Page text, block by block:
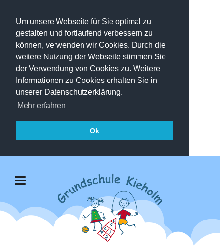
Um unsere Webseite für Sie optimal zu
gestalten und fortlaufend verbessern zu
können, verwenden wir Cookies. Durch die
weitere Nutzung der Webseite stimmen Sie
der Verwendung von Cookies zu. Weitere
Informationen zu Cookies erhalten Sie in
unserer Datenschutzerklärung.
Mehr erfahren
Ok